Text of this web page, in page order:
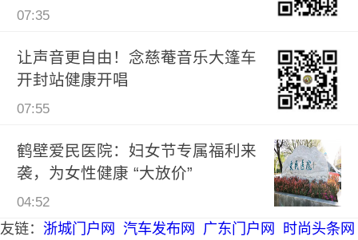
07:35
让声音更自由！念慈菴音乐大篷车
开封站健康开唱
07:55
鹤壁爱民医院：妇女节专属福利来
袭，为女性健康 “大放价”
04:52
友链： 浙城门户网 汽车发布网 广东门户网 时尚头条网